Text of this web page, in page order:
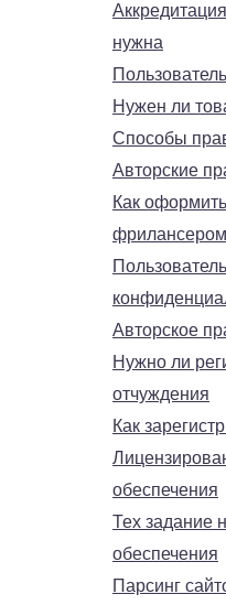
нужна
Нужен ли
Способы
Авторские
Как
фрилансером
Авторское
Нужно ли
отчуждения
Как
обеспечения
Тех задание
обеспечения
Парсинг